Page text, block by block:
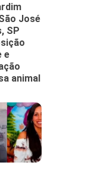
José
SP
e
animal